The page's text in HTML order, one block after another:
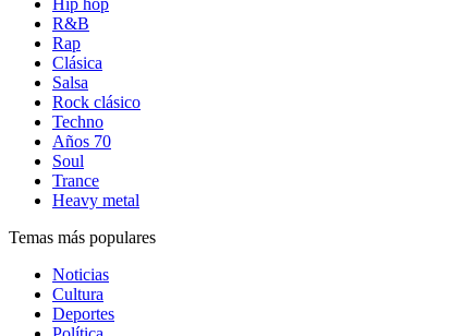
Hip hop
R&B
Rap
Clásica
Salsa
Rock clásico
Techno
Años 70
Soul
Trance
Heavy metal
Temas más populares
Noticias
Cultura
Deportes